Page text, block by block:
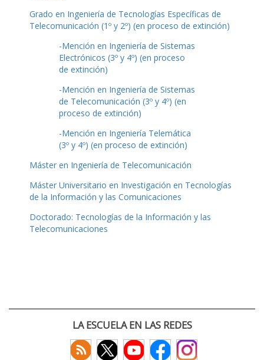
Grado en Ingeniería de Tecnologías Específicas de
Telecomunicación (1º y 2º) (en proceso de extinción)
-Mención en Ingeniería de Sistemas
Electrónicos (3º y 4º) (en proceso
de extinción)
-Mención en Ingeniería de Sistemas
de Telecomunicación (3º y 4º) (en
proceso de extinción)
-Mención en Ingeniería Telemática
(3º y 4º) (en proceso de extinción)
Máster en Ingeniería de Telecomunicación
Máster Universitario en Investigación en Tecnologías
de la Información y las Comunicaciones
Doctorado: Tecnologías de la Información y las
Telecomunicaciones
LA ESCUELA EN LAS REDES